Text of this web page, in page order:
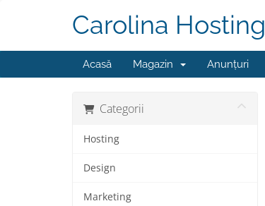
Carolina Hosting
Acasă Magazin Anunțuri
Categorii
Hosting
Design
Marketing